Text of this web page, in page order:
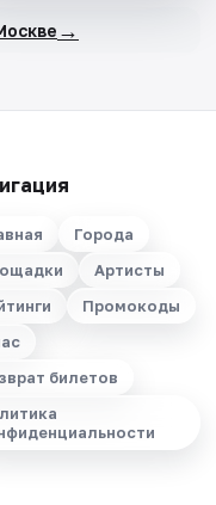
→
Города
Артисты
Промокоды
билетов